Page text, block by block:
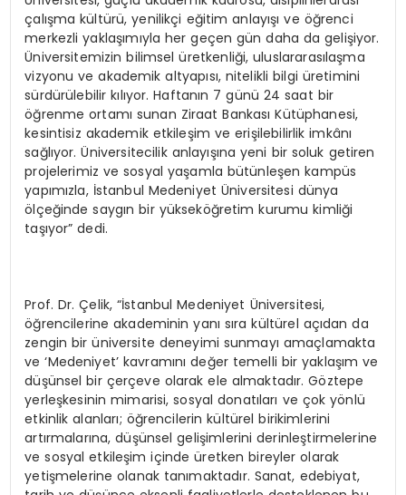
çalışma kültürü, yenilikçi eğitim anlayışı ve öğrenci
merkezli yaklaşımıyla her geçen gün daha da gelişiyor.
Üniversitemizin bilimsel üretkenliği, uluslararasılaşma
vizyonu ve akademik altyapısı, nitelikli bilgi üretimini
sürdürülebilir kılıyor. Haftanın 7 günü 24 saat bir
öğrenme ortamı sunan Ziraat Bankası Kütüphanesi,
kesintisiz akademik etkileşim ve erişilebilirlik imkânı
sağlıyor. Üniversitecilik anlayışına yeni bir soluk getiren
projelerimiz ve sosyal yaşamla bütünleşen kampüs
yapımızla, İstanbul Medeniyet Üniversitesi dünya
ölçeğinde saygın bir yükseköğretim kurumu kimliği
taşıyor” dedi.
Prof. Dr. Çelik, “İstanbul Medeniyet Üniversitesi,
öğrencilerine akademinin yanı sıra kültürel açıdan da
zengin bir üniversite deneyimi sunmayı amaçlamakta
ve ‘Medeniyet’ kavramını değer temelli bir yaklaşım ve
düşünsel bir çerçeve olarak ele almaktadır. Göztepe
yerleşkesinin mimarisi, sosyal donatıları ve çok yönlü
etkinlik alanları; öğrencilerin kültürel birikimlerini
artırmalarına, düşünsel gelişimlerini derinleştirmelerine
ve sosyal etkileşim içinde üretken bireyler olarak
yetişmelerine olanak tanımaktadır. Sanat, edebiyat,